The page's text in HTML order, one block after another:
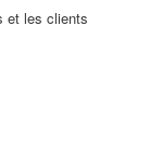
et les clients